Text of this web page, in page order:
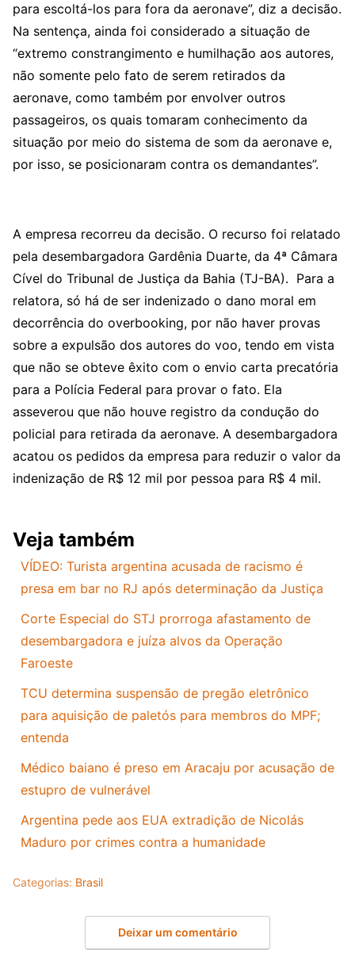
para escoltá-los para fora da aeronave”, diz a decisão.
Na sentença, ainda foi considerado a situação de
“extremo constrangimento e humilhação aos autores,
não somente pelo fato de serem retirados da
aeronave, como também por envolver outros
passageiros, os quais tomaram conhecimento da
situação por meio do sistema de som da aeronave e,
por isso, se posicionaram contra os demandantes”.
A empresa recorreu da decisão. O recurso foi relatado
pela desembargadora Gardênia Duarte, da 4ª Câmara
Cível do Tribunal de Justiça da Bahia (TJ-BA). Para a
relatora, só há de ser indenizado o dano moral em
decorrência do overbooking, por não haver provas
sobre a expulsão dos autores do voo, tendo em vista
que não se obteve êxito com o envio carta precatória
para a Polícia Federal para provar o fato. Ela
asseverou que não houve registro da condução do
policial para retirada da aeronave. A desembargadora
acatou os pedidos da empresa para reduzir o valor da
indenização de R$ 12 mil por pessoa para R$ 4 mil.
Veja também
VÍDEO: Turista argentina acusada de racismo é
presa em bar no RJ após determinação da Justiça
Corte Especial do STJ prorroga afastamento de
desembargadora e juíza alvos da Operação
Faroeste
TCU determina suspensão de pregão eletrônico
para aquisição de paletós para membros do MPF;
entenda
Médico baiano é preso em Aracaju por acusação de
estupro de vulnerável
Argentina pede aos EUA extradição de Nicolás
Maduro por crimes contra a humanidade
Categorias: Brasil
Deixar um comentário